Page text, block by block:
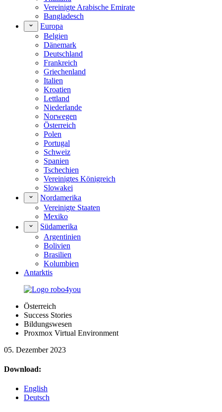
Vereinigte Arabische Emirate
Bangladesch
Europa
Belgien
Dänemark
Deutschland
Frankreich
Griechenland
Italien
Kroatien
Lettland
Niederlande
Norwegen
Österreich
Polen
Portugal
Schweiz
Spanien
Tschechien
Vereinigtes Königreich
Slowakei
Nordamerika
Vereinigte Staaten
Mexiko
Südamerika
Argentinien
Bolivien
Brasilien
Kolumbien
Antarktis
Österreich
Success Stories
Bildungswesen
Proxmox Virtual Environment
05. Dezember 2023
Download:
English
Deutsch